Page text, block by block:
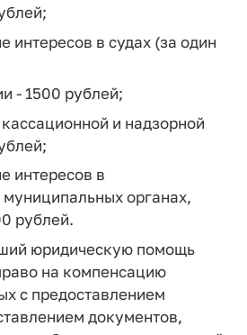
интересов в судах (за один
- 1500 рублей;
и надзорной
интересов в
муниципальных органах,
рублей.
юридическую помощь
на компенсацию
с предоставлением
документов,